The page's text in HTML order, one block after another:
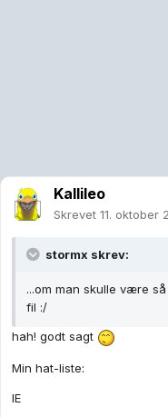
Kallileo
Skrevet 11. oktober
stormx skrev:
...om man skulle være
fil :/
hah! godt sagt
Min hat-liste:
IE